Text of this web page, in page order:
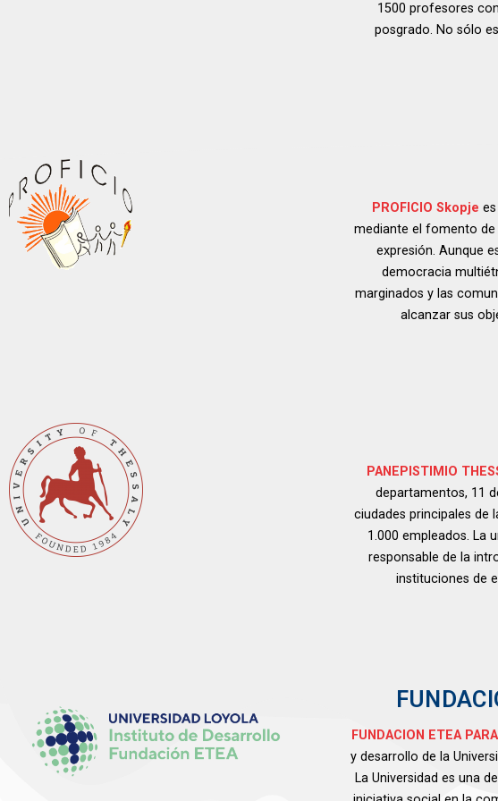
1500 profesores
posgrado. No sólo
PROFICIO Skopje
mediante el fomento
expresión. Aunque
democracia
marginados y las
alcanzar sus
PANEPISTIMIO
departamentos, 11
ciudades principales de
1.000 empleados. La
responsable de la
instituciones de
FUNDACION ETEA
y desarrollo de la
La Universidad es una